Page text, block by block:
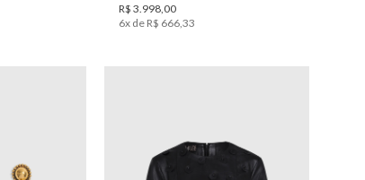
R$ 3 998, 00
6x de R$ 666, 33